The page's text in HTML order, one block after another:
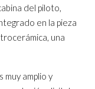
del piloto,
en la pieza
una
muy amplio y